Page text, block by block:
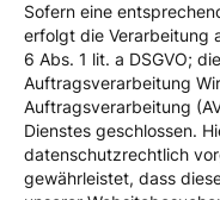
Sofern eine
erfolgt die Verarbeitung
6 Abs. 1 lit. a DSGVO;
Auftragsverarbeitung
Auftragsverarbeitung
Dienstes geschlossen.
datenschutzrechtlich
gewährleistet, dass